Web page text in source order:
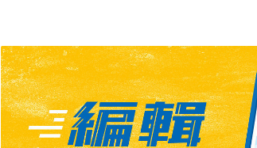
爬出卵窩的小綠蠵龜，經轉送農委會水產試
傷醫護，目前有4隻存活的綠蠵龜，未來期望